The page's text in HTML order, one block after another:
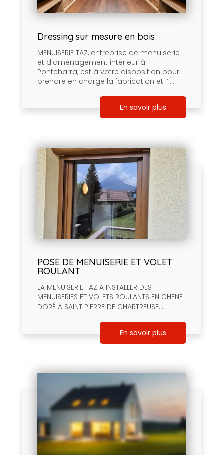
Dressing sur mesure en bois
MENUISERIE TAZ, entreprise de menuiserie
et d’aménagement intérieur à
Pontcharra, est à votre disposition pour
prendre en charge la fabrication et l’i...
En savoir plus
POSE DE MENUISERIE ET VOLET
ROULANT
LA MENUISERIE TAZ A INSTALLER DES
MENUISERIES ET VOLETS ROULANTS EN CHENE
DORÉ A SAINT PIERRE DE CHARTREUSE....
En savoir plus